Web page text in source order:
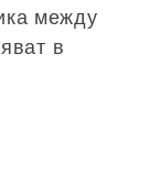
между
в